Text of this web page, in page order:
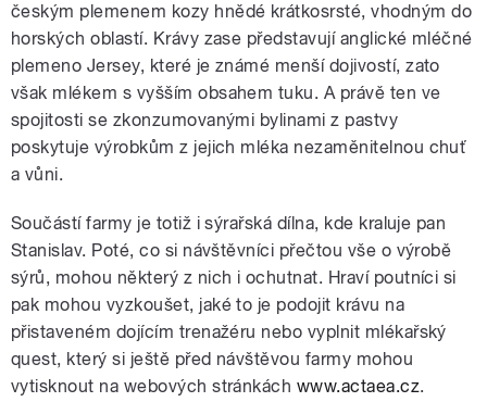
českým plemenem kozy hnědé krátkosrsté, vhodným do
horských oblastí. Krávy zase představují anglické mléčné
plemeno Jersey, které je známé menší dojivostí, zato
však mlékem s vyšším obsahem tuku. A právě ten ve
spojitosti se zkonzumovanými bylinami z pastvy
poskytuje výrobkům z jejich mléka nezaměnitelnou chuť
a vůni.
Součástí farmy je totiž i sýrařská dílna, kde kraluje pan
Stanislav. Poté, co si návštěvníci přečtou vše o výrobě
sýrů, mohou některý z nich i ochutnat. Hraví poutníci si
pak mohou vyzkoušet, jaké to je podojit krávu na
přistaveném dojícím trenažéru nebo vyplnit mlékařský
quest, který si ještě před návštěvou farmy mohou
vytisknout na webových stránkách www.actaea.cz.